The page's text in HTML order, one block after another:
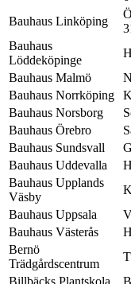
Bauhaus Linköping
Bauhaus
Löddeköpinge
Bauhaus Malmö
Bauhaus Norrköping
Bauhaus Norsborg
Bauhaus Örebro
Bauhaus Sundsvall
Bauhaus Uddevalla
Bauhaus Upplands
Väsby
Bauhaus Uppsala
Bauhaus Västerås
Bernö
Trädgårdscentrum
Billbäcks Plantskola